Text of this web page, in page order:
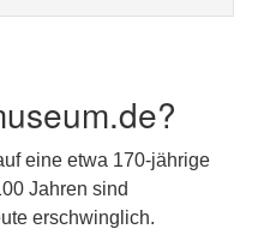
eine etwa 170-jährige
Jahren sind
erschwinglich.